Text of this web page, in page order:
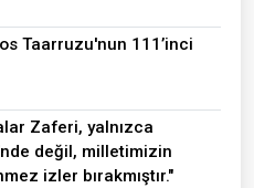
Taarruzu'nun 111’inci
Zaferi, yalnızca
değil, milletimizin
izler bırakmıştır."